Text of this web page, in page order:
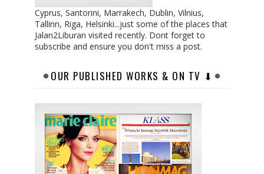
Cyprus, Santorini, Marrakech, Dublin, Vilnius,
Tallinn, Riga, Helsinki...just some of the places that
Jalan2Liburan visited recently. Dont forget to
subscribe and ensure you don't miss a post.
OUR PUBLISHED WORKS & ON TV ⬇︎